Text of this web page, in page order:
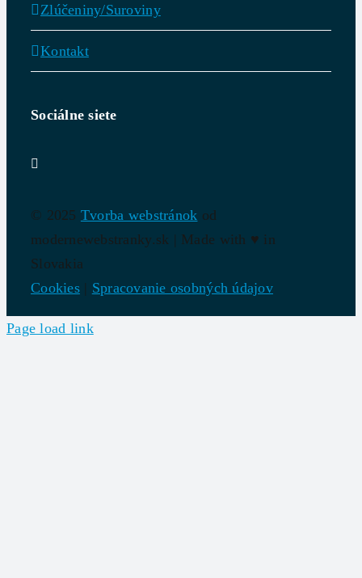
Zlúčeniny/Suroviny
Kontakt
Sociálne siete
© 2025 Tvorba webstránok od
modernewebstranky.sk | Made with ♥ in
Slovakia
Cookies | Spracovanie osobných údajov
Page load link